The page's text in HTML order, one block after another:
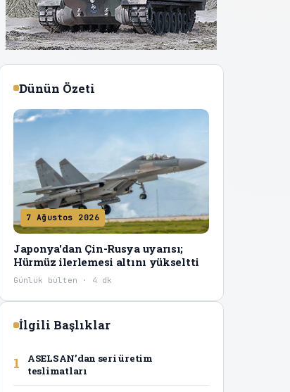
Dünün Özeti
7 Ağustos 2026
Japonya'dan Çin-Rusya uyarısı;
Hürmüz ilerlemesi altını yükseltti
Günlük bülten · 4 dk
İlgili Başlıklar
1
ASELSAN’dan seri üretim
teslimatları